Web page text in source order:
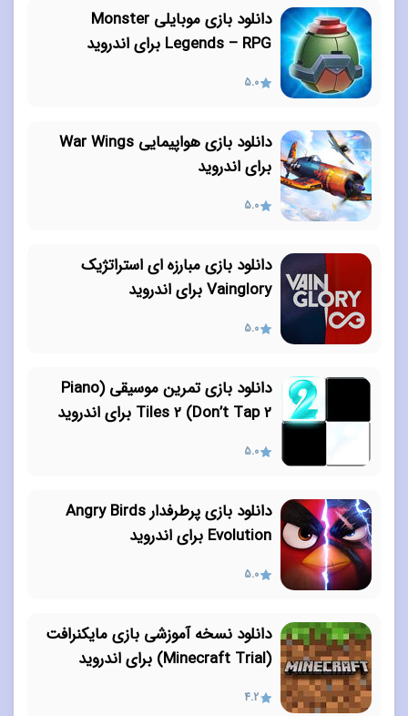
دانلود بازی موبایلی Monster
Legends – RPG برای اندروید
5.0
دانلود بازی هواپیمایی War Wings
برای اندروید
5.0
دانلود بازی مبارزه ای استراتژیک
Vainglory برای اندروید
5.0
دانلود بازی تمرین موسیقی (Piano
Tiles 2 (Don’t Tap 2 برای اندروید
5.0
دانلود بازی پرطرفدار Angry Birds
Evolution برای اندروید
5.0
دانلود نسخه آموزشی بازی مایکنرافت
(Minecraft Trial) برای اندروید
4.2